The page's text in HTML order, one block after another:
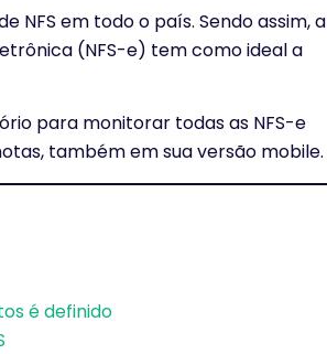
NFS em todo o país. Sendo assim, a
(NFS-e) tem como ideal a
para monitorar todas as NFS-e
também em sua versão mobile.
é definido